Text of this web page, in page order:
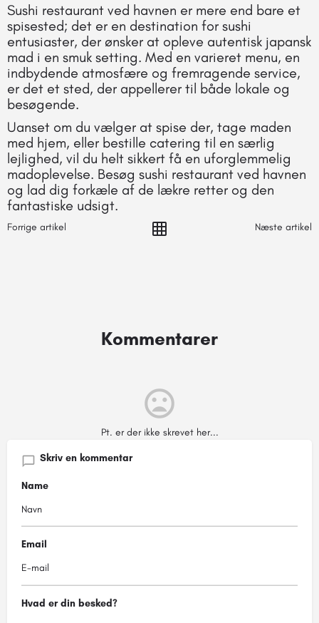
Sushi restaurant ved havnen er mere end bare et
spisested; det er en destination for sushi
entusiaster, der ønsker at opleve autentisk japansk
mad i en smuk setting. Med en varieret menu, en
indbydende atmosfære og fremragende service,
er det et sted, der appellerer til både lokale og
besøgende.
Uanset om du vælger at spise der, tage maden
med hjem, eller bestille catering til en særlig
lejlighed, vil du helt sikkert få en uforglemmelig
madoplevelse. Besøg sushi restaurant ved havnen
og lad dig forkæle af de lækre retter og den
fantastiske udsigt.
Forrige artikel Næste artikel
Kommentarer
Pt. er der ikke skrevet her...
Skriv en kommentar
Name
Email
Hvad er din besked?